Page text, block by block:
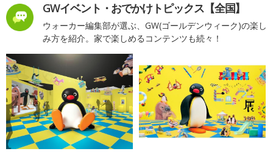
GWイベント・おでかけトピックス【全国】
ウォーカー編集部が選ぶ、GW(ゴールデンウィーク)の楽し
み方を紹介。家で楽しめるコンテンツも続々！